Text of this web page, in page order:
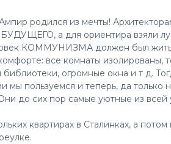
родился из мечты!
а для ориентира взяли
КОММУНИЗМА должен был
все комнаты изолированы,
огромные окна и т д.
пользуемся и теперь, да только
до сих пор самые уютные из всей
квартирах в Сталинках, а потом